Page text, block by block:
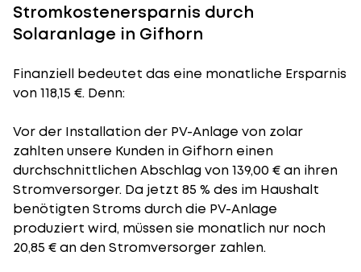
Stromkostenersparnis durch
Solaranlage in Gifhorn
Finanziell bedeutet das eine monatliche Ersparnis
von 118,15 €. Denn:
Vor der Installation der PV-Anlage von zolar
zahlten unsere Kunden in Gifhorn einen
durchschnittlichen Abschlag von 139,00 € an ihren
Stromversorger. Da jetzt 85 % des im Haushalt
benötigten Stroms durch die PV-Anlage
produziert wird, müssen sie monatlich nur noch
20,85 € an den Stromversorger zahlen.